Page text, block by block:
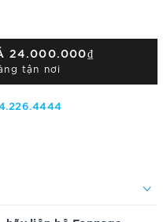
24.000.000₫
tận nơi